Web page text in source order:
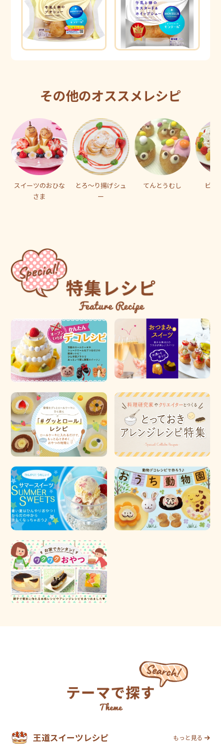
その他のオススメレシピ
スイーツのおひな
さま
とろ～り揚げシュ
ー
てんとうむし ビニ
王道スイーツレシピ もっと見る